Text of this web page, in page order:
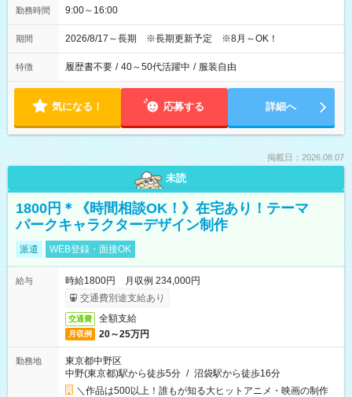
勤務時間 9:00～16:00
期間 2026/8/17～長期 ※長期更新予定 ※8月～OK！
特徴 履歴書不要 / 40～50代活躍中 / 服装自由
気になる！ 応募する 詳細へ
掲載日：2026.08.07
未読
1800円＊《時間相談OK！》在宅あり！テーマ
パークキャラクターデザイン制作
派遣 WEB登録・面接OK
給与
時給1800円 月収例 234,000円
交通費別途支給あり
交通費 全額支給
月収例 20～25万円
勤務地
東京都中野区
中野(東京都)駅から徒歩5分 / 沼袋駅から徒歩16分
＼作品は500以上！誰もが知る大ヒットアニメ・映画の制作